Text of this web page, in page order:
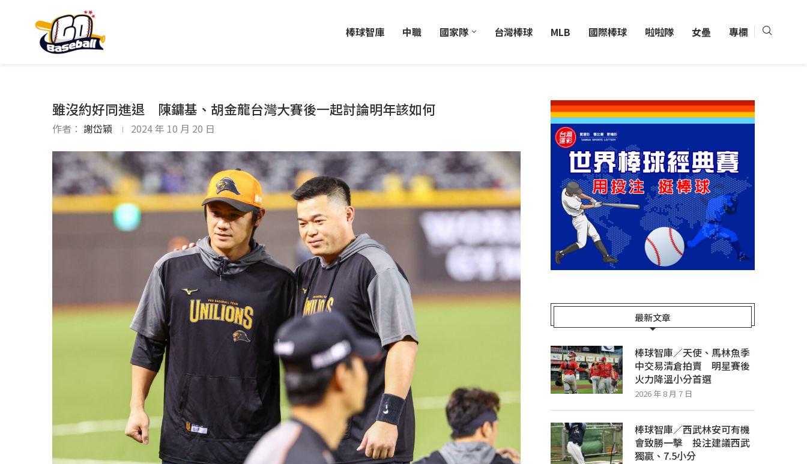
棒球智庫 中職 國家隊 台灣棒球 MLB 國際棒球 啦啦隊 女壘 專欄
雖沒約好同進退 陳鏞基、胡金龍台灣大賽後一起討論明年該如何
作者： 謝岱穎 2024 年 10 月 20 日
最新文章
棒球智庫／天使、馬林魚季
中交易清倉拍賣 明星賽後
火力降溫小分首選
2026 年 8 月 7 日
棒球智庫／西武林安可有機
會致勝一擊 投注建議西武
獨贏、7.5小分